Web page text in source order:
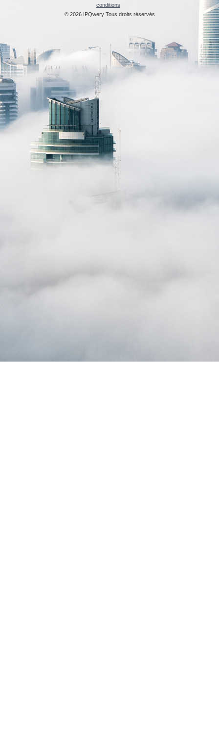
conditions
© 2026 IPQwery Tous droits réservés